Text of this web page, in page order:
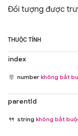
Đối tượng được
THUỘC TÍNH
index
number không bắt
parentId
string không bắt